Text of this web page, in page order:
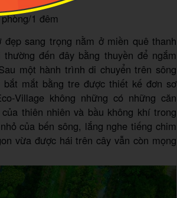
1 đêm
sang trọng nằm ở miền quê thanh
đến đây bằng thuyền để ngắm
một hành trình di chuyển trên sông
mắt bằng tre được thiết kế đơn sơ
Village không những có những căn
thiên nhiên và bầu không khí trong
của bến sông, lắng nghe tiếng chim
vừa được hái trên cây vẫn còn mọng